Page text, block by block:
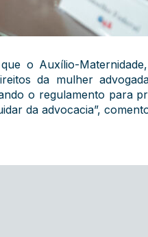
o Auxílio-
da mulher
o regulamento para
da advocacia”,